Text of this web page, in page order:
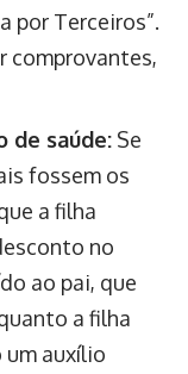
por Terceiros”.
comprovantes,
de saúde: Se
fossem os
a filha
no
ao pai, que
a filha
auxílio